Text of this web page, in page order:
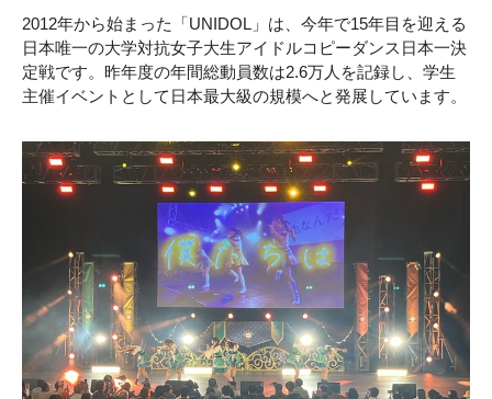
2012年から始まった「UNIDOL」は、今年で15年目を迎える
日本唯一の大学対抗女子大生アイドルコピーダンス日本一決
定戦です。昨年度の年間総動員数は2.6万人を記録し、学生
主催イベントとして日本最大級の規模へと発展しています。